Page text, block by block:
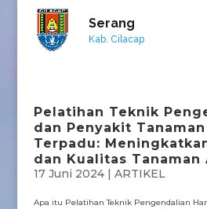
Serang
Kab. Cilacap
Pelatihan Teknik
dan Penyakit Tanaman
Terpadu:
dan Kualitas Tanaman
17 Juni 2024| ARTIKEL
Apa itu Pelatihan Teknik Pengendalian